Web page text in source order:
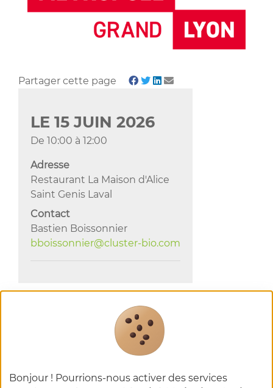
Partager cette page
LE 15 JUIN 2026
De 10:00 à 12:00
Adresse
Restaurant La Maison d'Alice
Saint Genis Laval
Contact
Bastien Boissonnier
bboissonnier@cluster-bio.com
Bonjour ! Pourrions-nous activer des services